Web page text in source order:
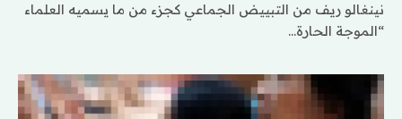
نينغالو ريف من التبييض الجماعي كجزء من ما يسميه العلماء
“الموجة الحارة…